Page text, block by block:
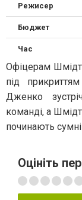
Режисер
Бюджет
Час
Офіцерам
під
Дженко
команді, а
починають
Оцініть